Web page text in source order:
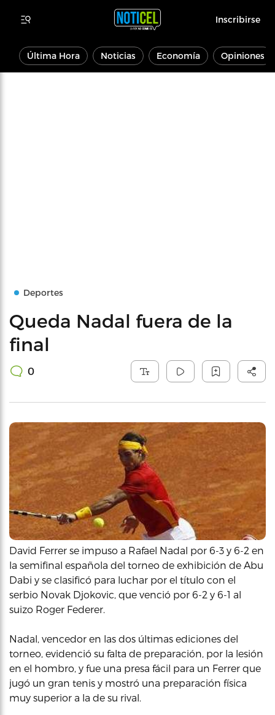
Inscribirse
Última Hora Noticias Economía Opiniones
Deportes
Queda Nadal fuera de la
final
0
David Ferrer se impuso a Rafael Nadal por 6-3 y 6-2 en
la semifinal española del torneo de exhibición de Abu
Dabi y se clasificó para luchar por el título con el
serbio Novak Djokovic, que venció por 6-2 y 6-1 al
suizo Roger Federer.
Nadal, vencedor en las dos últimas ediciones del
torneo, evidenció su falta de preparación, por la lesión
en el hombro, y fue una presa fácil para un Ferrer que
jugó un gran tenis y mostró una preparación física
muy superior a la de su rival.